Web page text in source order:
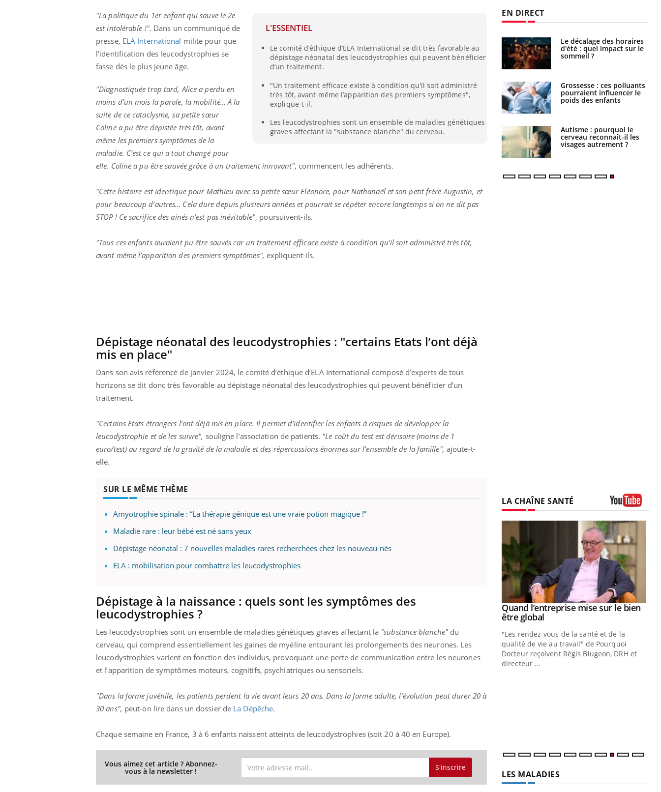
L'ESSENTIEL
Le comité d’éthique d’ELA International se dit très favorable au
dépistage néonatal des leucodystrophies qui peuvent bénéficier
d’un traitement.
"Un traitement efficace existe à condition qu’il soit administré
très tôt, avant même l’apparition des premiers symptômes",
explique-t-il.
Les leucodystrophies sont un ensemble de maladies génétiques
graves affectant la "substance blanche" du cerveau.
"La politique du 1er enfant qui sauve le 2e
est intolérable !". Dans un communiqué de
presse, ELA International milite pour que
l'identification des leucodystrophies se
fasse dès le plus jeune âge.
"Diagnostiquée trop tard, Alice a perdu en
moins d’un mois la parole, la mobilité… A la
suite de ce cataclysme, sa petite sœur
Coline a pu être dépistée très tôt, avant
même les premiers symptômes de la
maladie. C’est ce qui a tout changé pour
elle. Coline a pu être sauvée grâce à un traitement innovant", commencent les adhérents.
"Cette histoire est identique pour Mathieu avec sa petite sœur Eléonore, pour Nathanaël et son petit frère Augustin, et
pour beaucoup d’autres… Cela dure depuis plusieurs années et pourrait se répéter encore longtemps si on ne dit pas
STOP ! Ce sacrifice des ainés n’est pas inévitable", poursuivent-ils.
"Tous ces enfants auraient pu être sauvés car un traitement efficace existe à condition qu’il soit administré très tôt,
avant même l’apparition des premiers symptômes", expliquent-ils.
Dépistage néonatal des leucodystrophies : "certains Etats l’ont déjà
mis en place"
Dans son avis référencé de janvier 2024, le comité d’éthique d’ELA International composé d’experts de tous
horizons se dit donc très favorable au dépistage néonatal des leucodystrophies qui peuvent bénéficier d’un
traitement.
"Certains Etats étrangers l’ont déjà mis en place. Il permet d’identifier les enfants à risques de développer la
leucodystrophie et de les suivre", souligne l’association de patients. "Le coût du test est dérisoire (moins de 1
euro/test) au regard de la gravité de la maladie et des répercussions énormes sur l’ensemble de la famille", ajoute-t-
elle.
SUR LE MÊME THÈME
Amyotrophie spinale : “La thérapie génique est une vraie potion magique !”
Maladie rare : leur bébé est né sans yeux
Dépistage néonatal : 7 nouvelles maladies rares recherchées chez les nouveau-nés
ELA : mobilisation pour combattre les leucodystrophies
Dépistage à la naissance : quels sont les symptômes des
leucodystrophies ?
Les leucodystrophies sont un ensemble de maladies génétiques graves affectant la "substance blanche" du
cerveau, qui comprend essentiellement les gaines de myéline entourant les prolongements des neurones. Les
leucodystrophies varient en fonction des individus, provoquant une perte de communication entre les neurones
et l’apparition de symptômes moteurs, cognitifs, psychiatriques ou sensoriels.
"Dans la forme juvénile, les patients perdent la vie avant leurs 20 ans. Dans la forme adulte, l’évolution peut durer 20 à
30 ans", peut-on lire dans un dossier de La Dépêche.
Chaque semaine en France, 3 à 6 enfants naissent atteints de leucodystrophies (soit 20 à 40 en Europe).
Vous aimez cet article ? Abonnez-
vous à la newsletter ! S'inscrire
EN DIRECT
Mordue par un
barracuda, une petite fille
secourue grâce à un
réflexe essentiel
Légionellose en Suisse :
quelle est l’origine de la
contamination ?
Allergies alimentaires :
une nouvelle arme contre
les réactions sévères
sommeil des enfants en
vacances ?
Bilan prévention : ce que
les kinés pourront
bientôt faire
TDAH : quel est ce
traitement autorisé aux
"madeleine de Proust"
enfin expliqué
Intolérance au gluten : les
nouvelles
recommandations de la
Insuffisance cardiaque :
comment mieux la
Le décalage des horaires
d'été : quel impact sur le
sommeil ?
Grossesse : ces polluants
pourraient influencer le
poids des enfants
Autisme : pourquoi le
cerveau reconnaît-il les
visages autrement ?
LA CHAÎNE SANTÉ
Diabète & Ramadan 2026Youtube
nombreuses personnes atteintes de
diabète, c'est une période de questions, de
défis, mais ...
Youtube
Un « jumeau numérique » pour
préventive Youtube
Un établissement lié à un groupe
mutualiste innove en matière de bilan de
santé : l'utilisation d'un « jumeau
numérique » permet ...
Youtube
COUP DE FOOD sur le diabète Youtube
nouveau rendez-vous culinaire qui
bouscule les idées reçues ! Dans cet
épisode, une ...
Youtube
Quand l’entreprise mise sur le bien
être globalYoutube
"Les rendez-vous de la santé et de la
qualité de vie au travail" de Pourquoi
Docteur reçoivent Régis Blugeon, DRH et
directeur ...
LES MALADIES